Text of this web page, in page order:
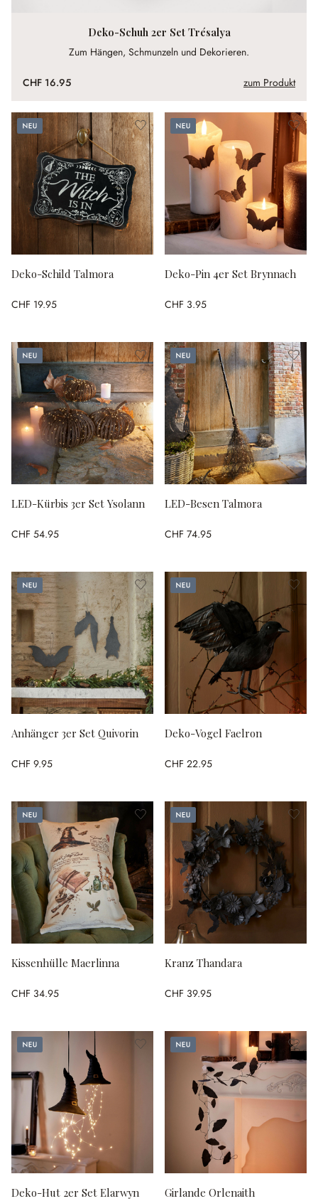
Deko-Schuh 2er Set Trésalya
Zum Hängen, Schmunzeln und Dekorieren.
CHF 16.95 zum Produkt
Neu
Deko-Schild Talmora
CHF 19.95
Neu
Deko-Pin 4er Set Brynnach
CHF 3.95
Neu
LED-Kürbis 3er Set Ysolann
CHF 54.95
Neu
LED-Besen Talmora
CHF 74.95
Neu
Anhänger 3er Set Quivorin
CHF 9.95
Neu
Deko-Vogel Faelron
CHF 22.95
Neu
Kissenhülle Maerlinna
CHF 34.95
Neu
Kranz Thandara
CHF 39.95
Neu
Deko-Hut 2er Set Elarwyn
Neu
Girlande Orlenaith